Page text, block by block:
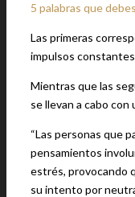
5 palabras que
Las primeras
impulsos
Mientras que las
se llevan a cabo
“Las personas que
pensamientos
estrés, provocando
su intento por